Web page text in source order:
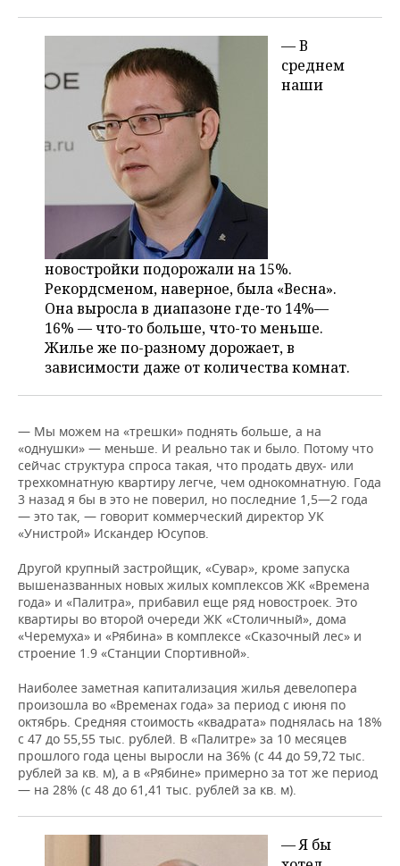
— В
среднем
наши
новостройки подорожали на 15%.
Рекордсменом, наверное, была «Весна».
Она выросла в диапазоне где-то 14%—
16% — что-то больше, что-то меньше.
Жилье же по-разному дорожает, в
зависимости даже от количества комнат.
— Мы можем на «трешки» поднять больше, а на
«однушки» — меньше. И реально так и было. Потому что
сейчас структура спроса такая, что продать двух- или
трехкомнатную квартиру легче, чем однокомнатную. Года
3 назад я бы в это не поверил, но последние 1,5—2 года
— это так, — говорит коммерческий директор УК
«Унистрой» Искандер Юсупов.
Другой крупный застройщик, «Сувар», кроме запуска
вышеназванных новых жилых комплексов ЖК «Времена
года» и «Палитра», прибавил еще ряд новостроек. Это
квартиры во второй очереди ЖК «Столичный», дома
«Черемуха» и «Рябина» в комплексе «Сказочный лес» и
строение 1.9 «Станции Спортивной».
Наиболее заметная капитализация жилья девелопера
произошла во «Временах года» за период с июня по
октябрь. Средняя стоимость «квадрата» поднялась на 18%
с 47 до 55,55 тыс. рублей. В «Палитре» за 10 месяцев
прошлого года цены выросли на 36% (с 44 до 59,72 тыс.
рублей за кв. м), а в «Рябине» примерно за тот же период
— на 28% (с 48 до 61,41 тыс. рублей за кв. м).
— Я бы